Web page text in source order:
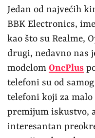
Jedan od najvećih
BBK Electronics,
kao što su Realme,
drugi, nedavno nas
modelom OnePlus
telefoni su od
telefoni koji za malo
premijum iskustvo,
interesantan